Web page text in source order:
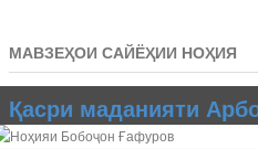
МАВЗЕҲОИ САЙЁҲИИ НОҲИЯ
Қасри маданияти